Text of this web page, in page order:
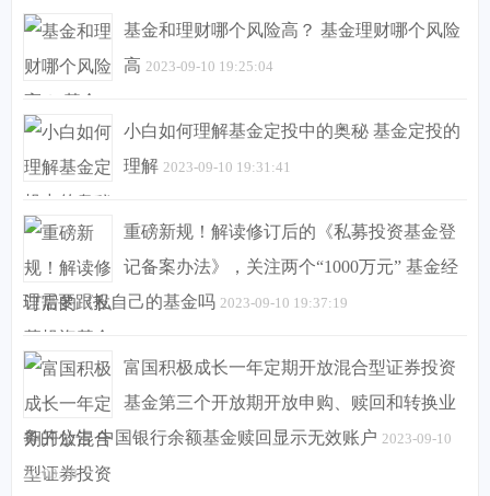
基金和理财哪个风险高？ 基金理财哪个风险
高 2023-09-10 19:25:04
小白如何理解基金定投中的奥秘 基金定投的
理解 2023-09-10 19:31:41
重磅新规！解读修订后的《私募投资基金登
记备案办法》，关注两个“1000万元” 基金经
理需要跟投自己的基金吗 2023-09-10 19:37:19
富国积极成长一年定期开放混合型证券投资
基金第三个开放期开放申购、赎回和转换业
务的公告 中国银行余额基金赎回显示无效账户 2023-09-10
20:03:28